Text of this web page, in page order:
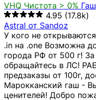
VHQ Чистота > 0%
4.95 (17.8k)
Astral от Sandoz
У кого не
.in на .one Возможна
города РФ от 500 г!
обращайтесь в ЛС!
предзаказы от 100г,
Марокканский гаш -
ценителей! Добро